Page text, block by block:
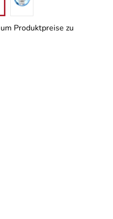
um Produktpreise zu